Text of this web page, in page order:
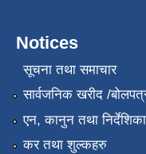
Notices
सूचना तथा समाचार
सार्वजनिक खरीद /
एन, कानुन तथा निर्देशिका
कर तथा शुल्कहरु